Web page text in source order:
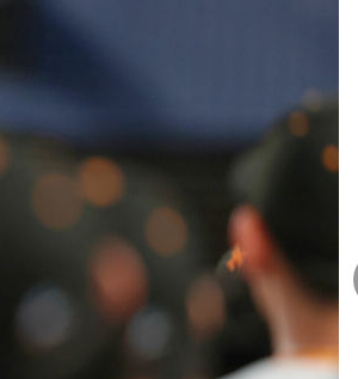
「クマが悪者扱いされているのが
もっと見る